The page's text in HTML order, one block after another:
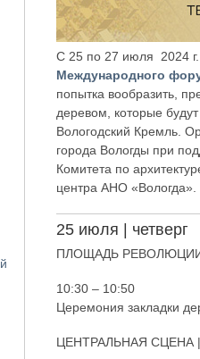
С 25 по 27 июля 2024 г.
Международного
попытка вообразить,
деревом, которые
Вологодский Кремль.
города Вологды при
Комитета по
центра АНО «Вологда».
25 июля | четверг
ПЛОЩАДЬ
10:30 – 10:50
Церемония закладки
ЦЕНТРАЛЬНАЯ СЦЕНА |